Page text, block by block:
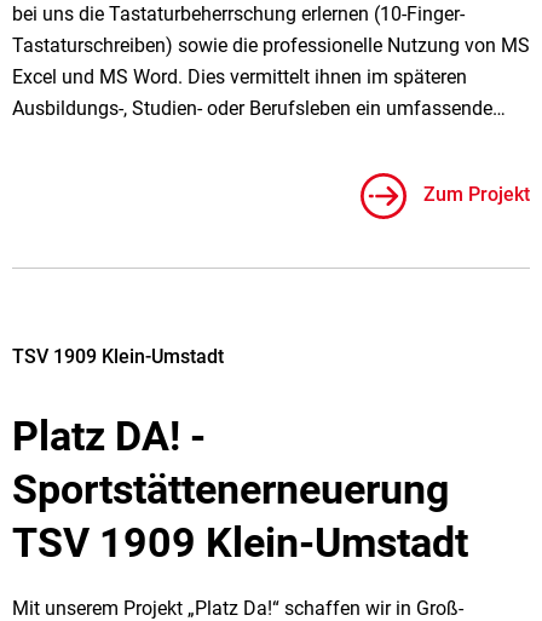
bei uns die Tastaturbeherrschung erlernen (10-Finger-
Tastaturschreiben) sowie die professionelle Nutzung von MS
Excel und MS Word. Dies vermittelt ihnen im späteren
Ausbildungs-, Studien- oder Berufsleben ein umfassende…
Zum Projekt
Platz DA! -
Sportstättenerneuerung
TSV 1909 Klein-Umstadt
TSV 1909 Klein-Umstadt
Mit unserem Projekt „Platz Da!“ schaffen wir in Groß-